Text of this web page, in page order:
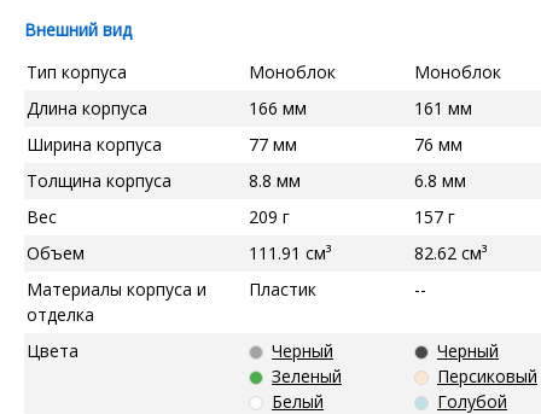
Внешний вид
Тип корпуса
Моноблок
Моноблок
Длина корпуса
166 мм
161 мм
Ширина корпуса
77 мм
76 мм
Толщина корпуса
8.8 мм
6.8 мм
Вес
209 г
157 г
Объем
111.91 см³
82.62 см³
Материалы корпуса и
отделка
Пластик --
Цвета
Черный
Зеленый
Белый
Черный
Персиковый
Голубой